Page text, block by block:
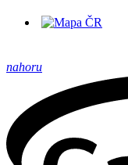
nahoru